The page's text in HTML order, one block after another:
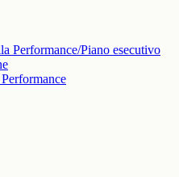
Performance/Piano esecutivo